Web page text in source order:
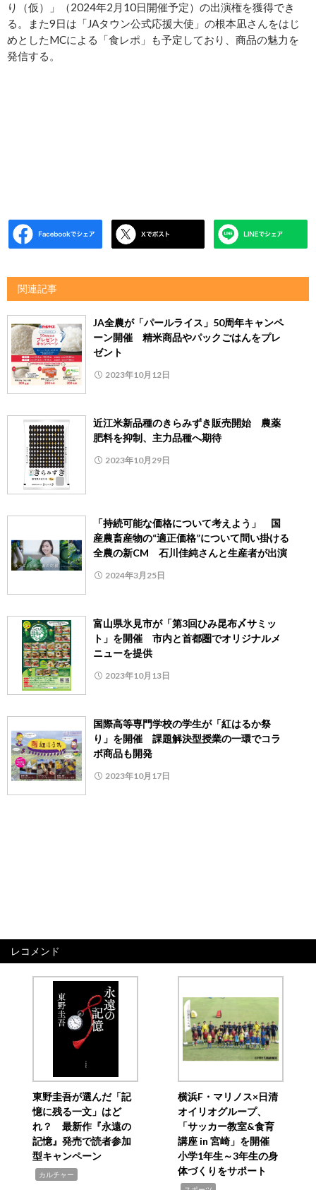
り（仮）」（2024年2月10日開催予定）の出演権を獲得でき
る。また9日は「JAタウン公式応援大使」の根本凪さんをはじ
めとしたMCによる「食レポ」も予定しており、商品の魅力を
発信する。
関連記事
JA全農が「パールライス」50周年キャンペ
ーン開催 精米商品やパックごはんをプレ
ゼント
2023年10月12日
近江米新品種のきらみずき販売開始 農薬
肥料を抑制、主力品種へ期待
2023年10月29日
「持続可能な価格について考えよう」 国
産農畜産物の“適正価格”について問い掛ける
全農の新CM 石川佳純さんと生産者が出演
2024年3月25日
富山県氷見市が「第3回ひみ昆布〆サミッ
ト」を開催 市内と首都圏でオリジナルメ
ニューを提供
2023年10月13日
国際高等専門学校の学生が「紅はるか祭
り」を開催 課題解決型授業の一環でコラ
ボ商品も開発
2023年10月17日
レコメンド
東野圭吾が選んだ「記
憶に残る一文」はど
れ？ 最新作『永遠の
記憶』発売で読者参加
型キャンペーン
カルチャー
横浜F・マリノス×日清
オイリオグループ、
「サッカー教室&食育
講座 in 宮崎」を開催
小学1年生～3年生の身
体づくりをサポート